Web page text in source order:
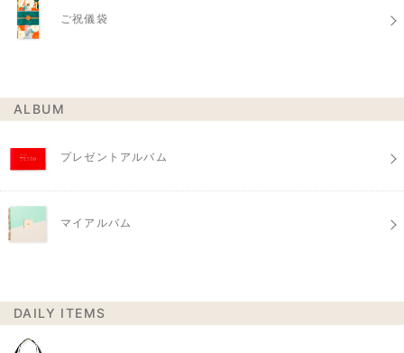
ご祝儀袋
ALBUM
プレゼントアルバム
マイアルバム
DAILY ITEMS